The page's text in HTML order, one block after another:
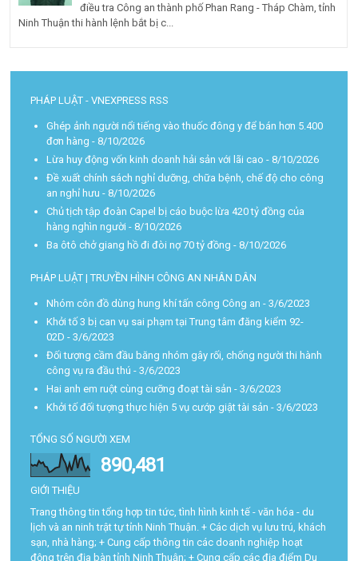
điều tra Công an thành phố Phan Rang - Tháp Chàm, tỉnh
Ninh Thuận thi hành lệnh bắt bị c...
PHÁP LUẬT - VNEXPRESS RSS
Ghép ảnh người nổi tiếng vào thuốc đông y để bán hơn 5.400
đơn hàng - 8/10/2026
Lừa huy động vốn kinh doanh hải sản với lãi cao - 8/10/2026
Đề xuất chính sách nghỉ dưỡng, chữa bệnh, chế độ cho công
an nghỉ hưu - 8/10/2026
Chủ tịch tập đoàn Capel bị cáo buộc lừa 420 tỷ đồng của
hàng nghìn người - 8/10/2026
Ba ôtô chở giang hồ đi đòi nợ 70 tỷ đồng - 8/10/2026
PHÁP LUẬT | TRUYỀN HÌNH CÔNG AN NHÂN DÂN
Nhóm côn đồ dùng hung khí tấn công Công an - 3/6/2023
Khởi tố 3 bị can vụ sai phạm tại Trung tâm đăng kiểm 92-
02D - 3/6/2023
Đối tượng cầm đầu băng nhóm gây rối, chống người thi hành
công vụ ra đầu thú - 3/6/2023
Hai anh em ruột cùng cưỡng đoạt tài sản - 3/6/2023
Khởi tố đối tượng thực hiện 5 vụ cướp giật tài sản - 3/6/2023
TỔNG SỐ NGƯỜI XEM
890,481
GIỚI THIỆU
Trang thông tin tổng hợp tin tức, tình hình kinh tế - văn hóa - du
lịch và an ninh trật tự tỉnh Ninh Thuận. + Các dịch vụ lưu trú, khách
sạn, nhà hàng; + Cung cấp thông tin các doanh nghiệp hoạt
động trên địa bàn tỉnh Ninh Thuận; + Cung cấp các địa điểm Du